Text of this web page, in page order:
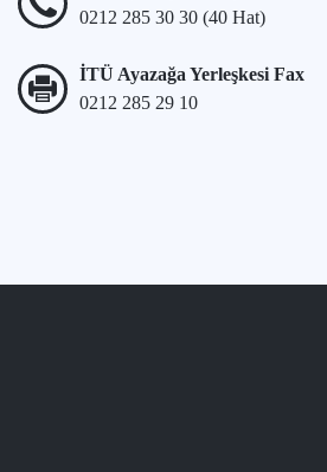
0212 285 30 30 (40 Hat)
İTÜ Ayazağa Yerleşkesi Fax
0212 285 29 10